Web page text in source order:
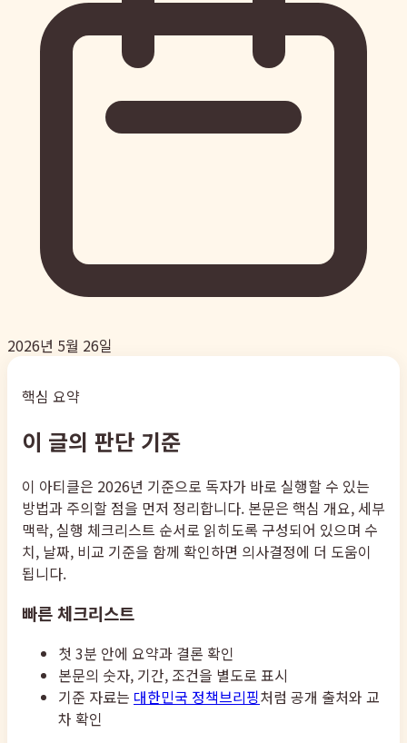
2026년 5월 26일
핵심 요약
이 글의 판단 기준
이 아티클은 2026년 기준으로 독자가 바로 실행할 수 있는
방법과 주의할 점을 먼저 정리합니다. 본문은 핵심 개요, 세부
맥락, 실행 체크리스트 순서로 읽히도록 구성되어 있으며 수
치, 날짜, 비교 기준을 함께 확인하면 의사결정에 더 도움이
됩니다.
빠른 체크리스트
첫 3분 안에 요약과 결론 확인
본문의 숫자, 기간, 조건을 별도로 표시
기준 자료는 대한민국 정책브리핑처럼 공개 출처와 교
차 확인